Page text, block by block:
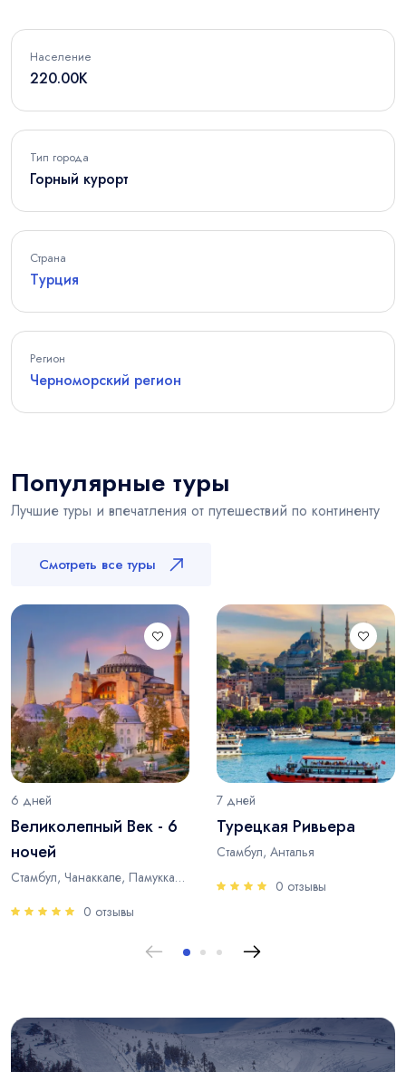
Население
220.00K
Тип города
Горный курорт
Страна
Турция
Регион
Черноморский регион
Популярные туры
Лучшие туры и впечатления от путешествий по континенту
Смотреть все туры
6 дней
Великолепный Век - 6
ночей
Стамбул, Чанаккале, Памуккале, Анталья
0 отзывы
7 дней
Турецкая Ривьера
Стамбул, Анталья
0 отзывы